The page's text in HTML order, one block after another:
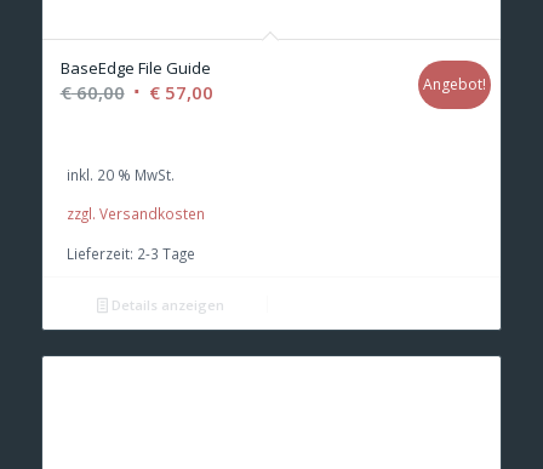
BaseEdge File Guide
€60,00 Ursprünglicher
€ 60,00
€57,00Aktueller
Angebot!
inkl. 20 % MwSt.
zzgl. Versandkosten
Lieferzeit: 2-3 Tage
Details anzeigen